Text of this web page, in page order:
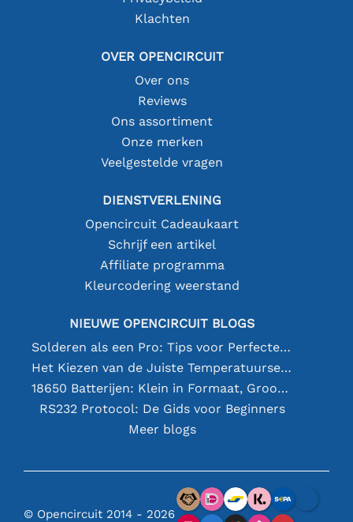
Klachten
OVER OPENCIRCUIT
Over ons
Reviews
Ons assortiment
Onze merken
Veelgestelde vragen
DIENSTVERLENING
Opencircuit Cadeaukaart
Schrijf een artikel
Affiliate programma
Kleurcodering weerstand
NIEUWE OPENCIRCUIT BLOGS
Solderen als een Pro: Tips voor Perfecte Elektronische Verbindingen
Het Kiezen van de Juiste Temperatuursensor [youtube]
18650 Batterijen: Klein in Formaat, Groot in Prestatie
RS232 Protocol: De Gids voor Beginners
Meer blogs
© Opencircuit 2014 - 2026